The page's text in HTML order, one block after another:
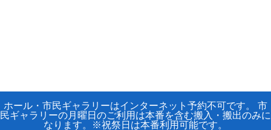
ホール・市民ギャラリーはインターネット予約不可です。 市
民ギャラリーの月曜日のご利用は本番を含む搬入・搬出のみに
なります。※祝祭日は本番利用可能です。